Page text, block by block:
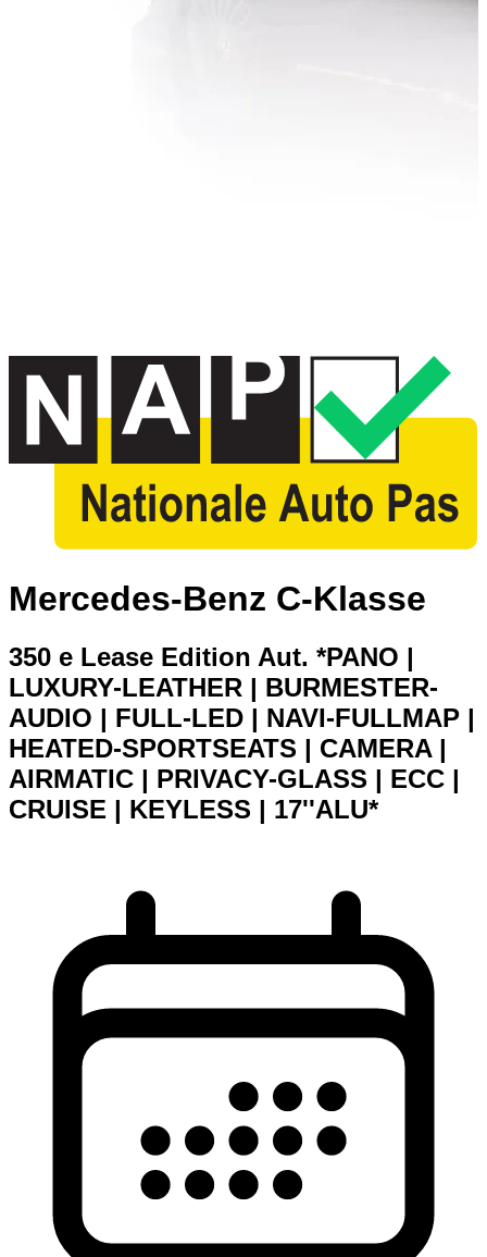
Mercedes-Benz C-Klasse
350 e Lease Edition Aut. *PANO |
LUXURY-LEATHER | BURMESTER-
AUDIO | FULL-LED | NAVI-FULLMAP |
HEATED-SPORTSEATS | CAMERA |
AIRMATIC | PRIVACY-GLASS | ECC |
CRUISE | KEYLESS | 17''ALU*